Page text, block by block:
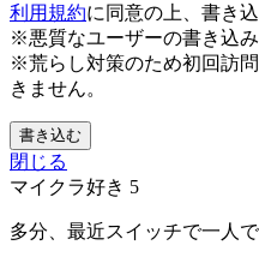
利用規約に同意の上、書き
※悪質なユーザーの書き込み
※荒らし対策のため初回訪
きません。
書き込む
閉じる
マイクラ好き 5
多分、最近スイッチで一人で